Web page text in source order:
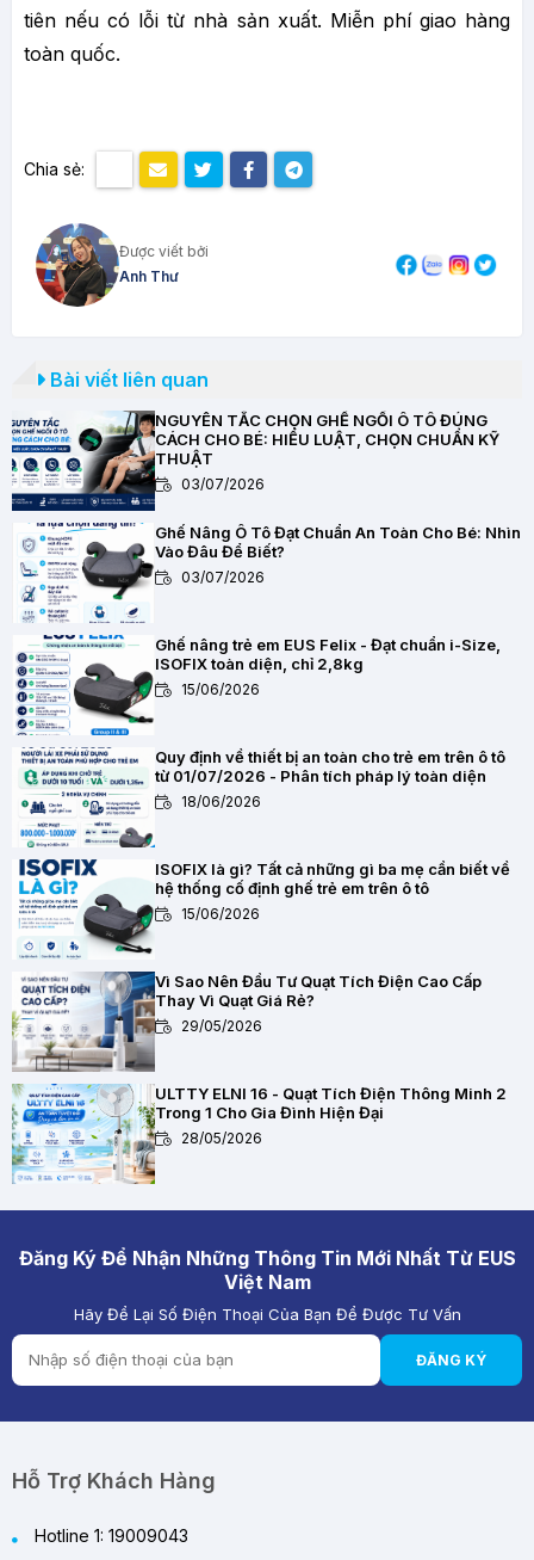
tiên nếu có lỗi từ nhà sản xuất. Miễn phí giao hàng
toàn quốc.
Chia sẻ:
Được viết bởi
Anh Thư
Bài viết liên quan
NGUYÊN TẮC CHỌN GHẾ NGỒI Ô TÔ ĐÚNG
CÁCH CHO BÉ: HIỂU LUẬT, CHỌN CHUẨN KỸ
THUẬT
03/07/2026
Ghế Nâng Ô Tô Đạt Chuẩn An Toàn Cho Bé: Nhìn
Vào Đâu Để Biết?
03/07/2026
Ghế nâng trẻ em EUS Felix - Đạt chuẩn i-Size,
ISOFIX toàn diện, chỉ 2,8kg
15/06/2026
Quy định về thiết bị an toàn cho trẻ em trên ô tô
từ 01/07/2026 - Phân tích pháp lý toàn diện
18/06/2026
ISOFIX là gì? Tất cả những gì ba mẹ cần biết về
hệ thống cố định ghế trẻ em trên ô tô
15/06/2026
Vì Sao Nên Đầu Tư Quạt Tích Điện Cao Cấp
Thay Vì Quạt Giá Rẻ?
29/05/2026
ULTTY ELNI 16 - Quạt Tích Điện Thông Minh 2
Trong 1 Cho Gia Đình Hiện Đại
28/05/2026
28/05/2026
Quạt Tích Điện Pin Lithium vs Pin Ắc Quy: Loại
Nào Đáng Mua Hơn?
28/05/2026
29/05/2026
Đăng Ký Để Nhận Những Thông Tin Mới Nhất Từ EUS
Việt Nam
Hãy Để Lại Số Điện Thoại Của Bạn Để Được Tư Vấn
ĐĂNG KÝ
Hỗ Trợ Khách Hàng
Hotline 1: 19009043